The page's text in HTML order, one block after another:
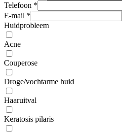
Telefoon *
E-mail *
Huidprobleem
Acne
Couperose
Droge/vochtarme huid
Haaruitval
Keratosis pilaris